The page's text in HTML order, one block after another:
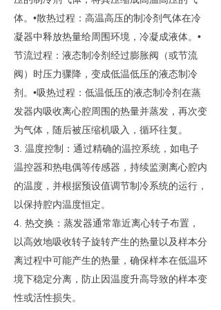
体。•散热过程：高温高压的制冷剂气体在冷
凝器中释放热量给周围环境，冷凝成液体。•
节流过程：液态制冷剂经过膨胀阀（或节流
阀）时压力骤降，变成低温低压的液态制冷
剂。•吸热过程：低温低压的液态制冷剂在蒸
发器内吸收离心腔周围的热量并蒸发，再次变
为气体，随后被压缩机吸入，循环往复。
3. 温度控制：通过精确的温控系统，如电子
温控器和热电偶等传感器，持续监测离心腔内
的温度，并根据预设值调节制冷系统的运行，
以保持腔内温度恒定。
4. 热交换：蒸发器通常靠近离心转子布置，
以高效地吸收转子旋转产生的热量以及样本分
离过程中可能产生的热量，确保样本在低温环
境下稳定分离，防止因温度升高导致的样本变
性或活性损失。